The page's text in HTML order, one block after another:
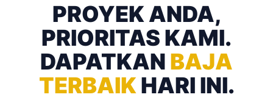
PROYEK ANDA,
PRIORITAS KAMI.
DAPATKAN BAJA
TERBAIKHARI INI.